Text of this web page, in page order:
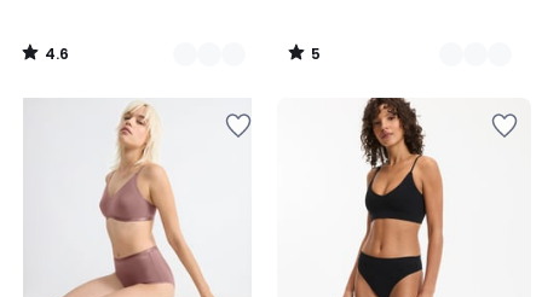
4.6
/
5
/